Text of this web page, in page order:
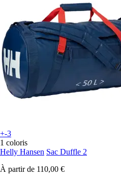
+-3
1 coloris
Helly Hansen Sac Duffle 2
À partir de 110,00 €